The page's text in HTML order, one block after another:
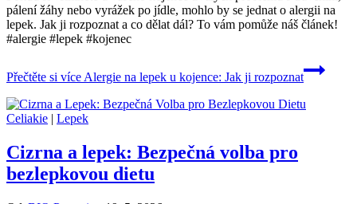
pálení žáhy nebo vyrážek po jídle, mohlo by se jednat o alergii na
lepek. Jak ji rozpoznat a co dělat dál? To vám pomůže náš článek!
#alergie #lepek #kojenec
Přečtěte si více Alergie na lepek u kojence: Jak ji rozpoznat
Celiakie | Lepek
Cizrna a lepek: Bezpečná volba pro
bezlepkovou dietu